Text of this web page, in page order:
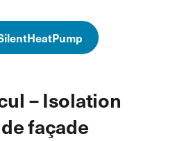
– Isolation
façade